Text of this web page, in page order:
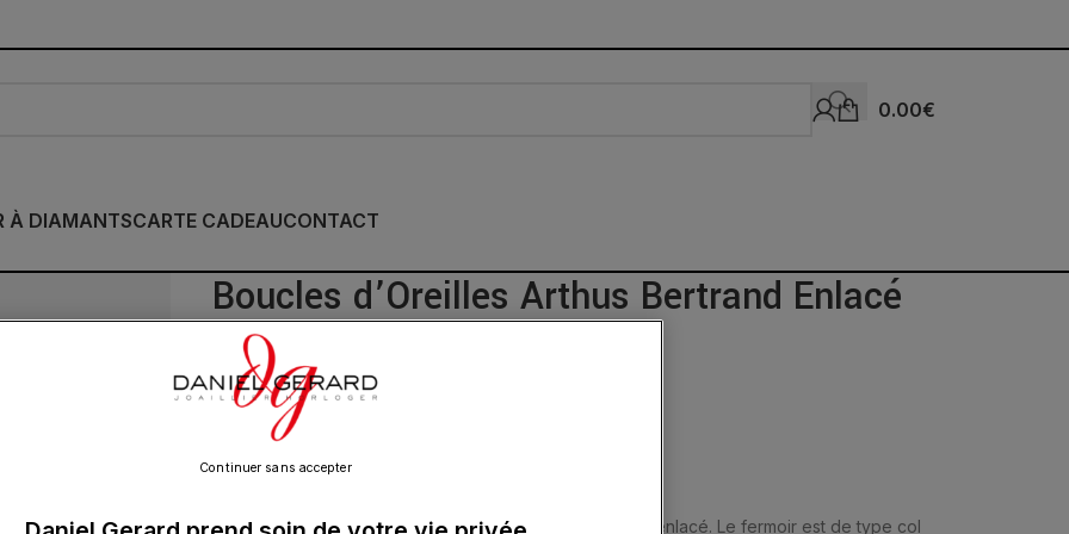
0.00€
À DIAMANTSCARTE CADEAUCONTACT
Boucles d’Oreilles Arthus Bertrand Enlacé
Dormeuses Argent
420.00€
Ces boucles d’oreilles en argent représentent un ruban enlacé. Le fermoir est de type col
Continuer sans accepter